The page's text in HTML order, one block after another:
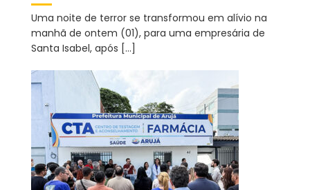
Uma noite de terror se transformou em alívio na
manhã de ontem (01), para uma empresária de
Santa Isabel, após […]